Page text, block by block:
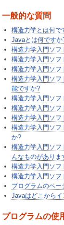
一般的な質問
構造力学とは何で
Javaとは何ですか
構造力学入門ソフ
構造力学入門ソフ
構造力学入門ソフ
構造力学入門ソフ
能ですか?
構造力学入門ソフ
構造力学入門ソフ
構造力学入門ソフ
構造力学入門ソフ
か?
構造力学入門ソフ
んなものがありま
構造力学入門ソフ
構造力学入門ソフ
プログラムのペ
Javaはどこから
プログラムの使